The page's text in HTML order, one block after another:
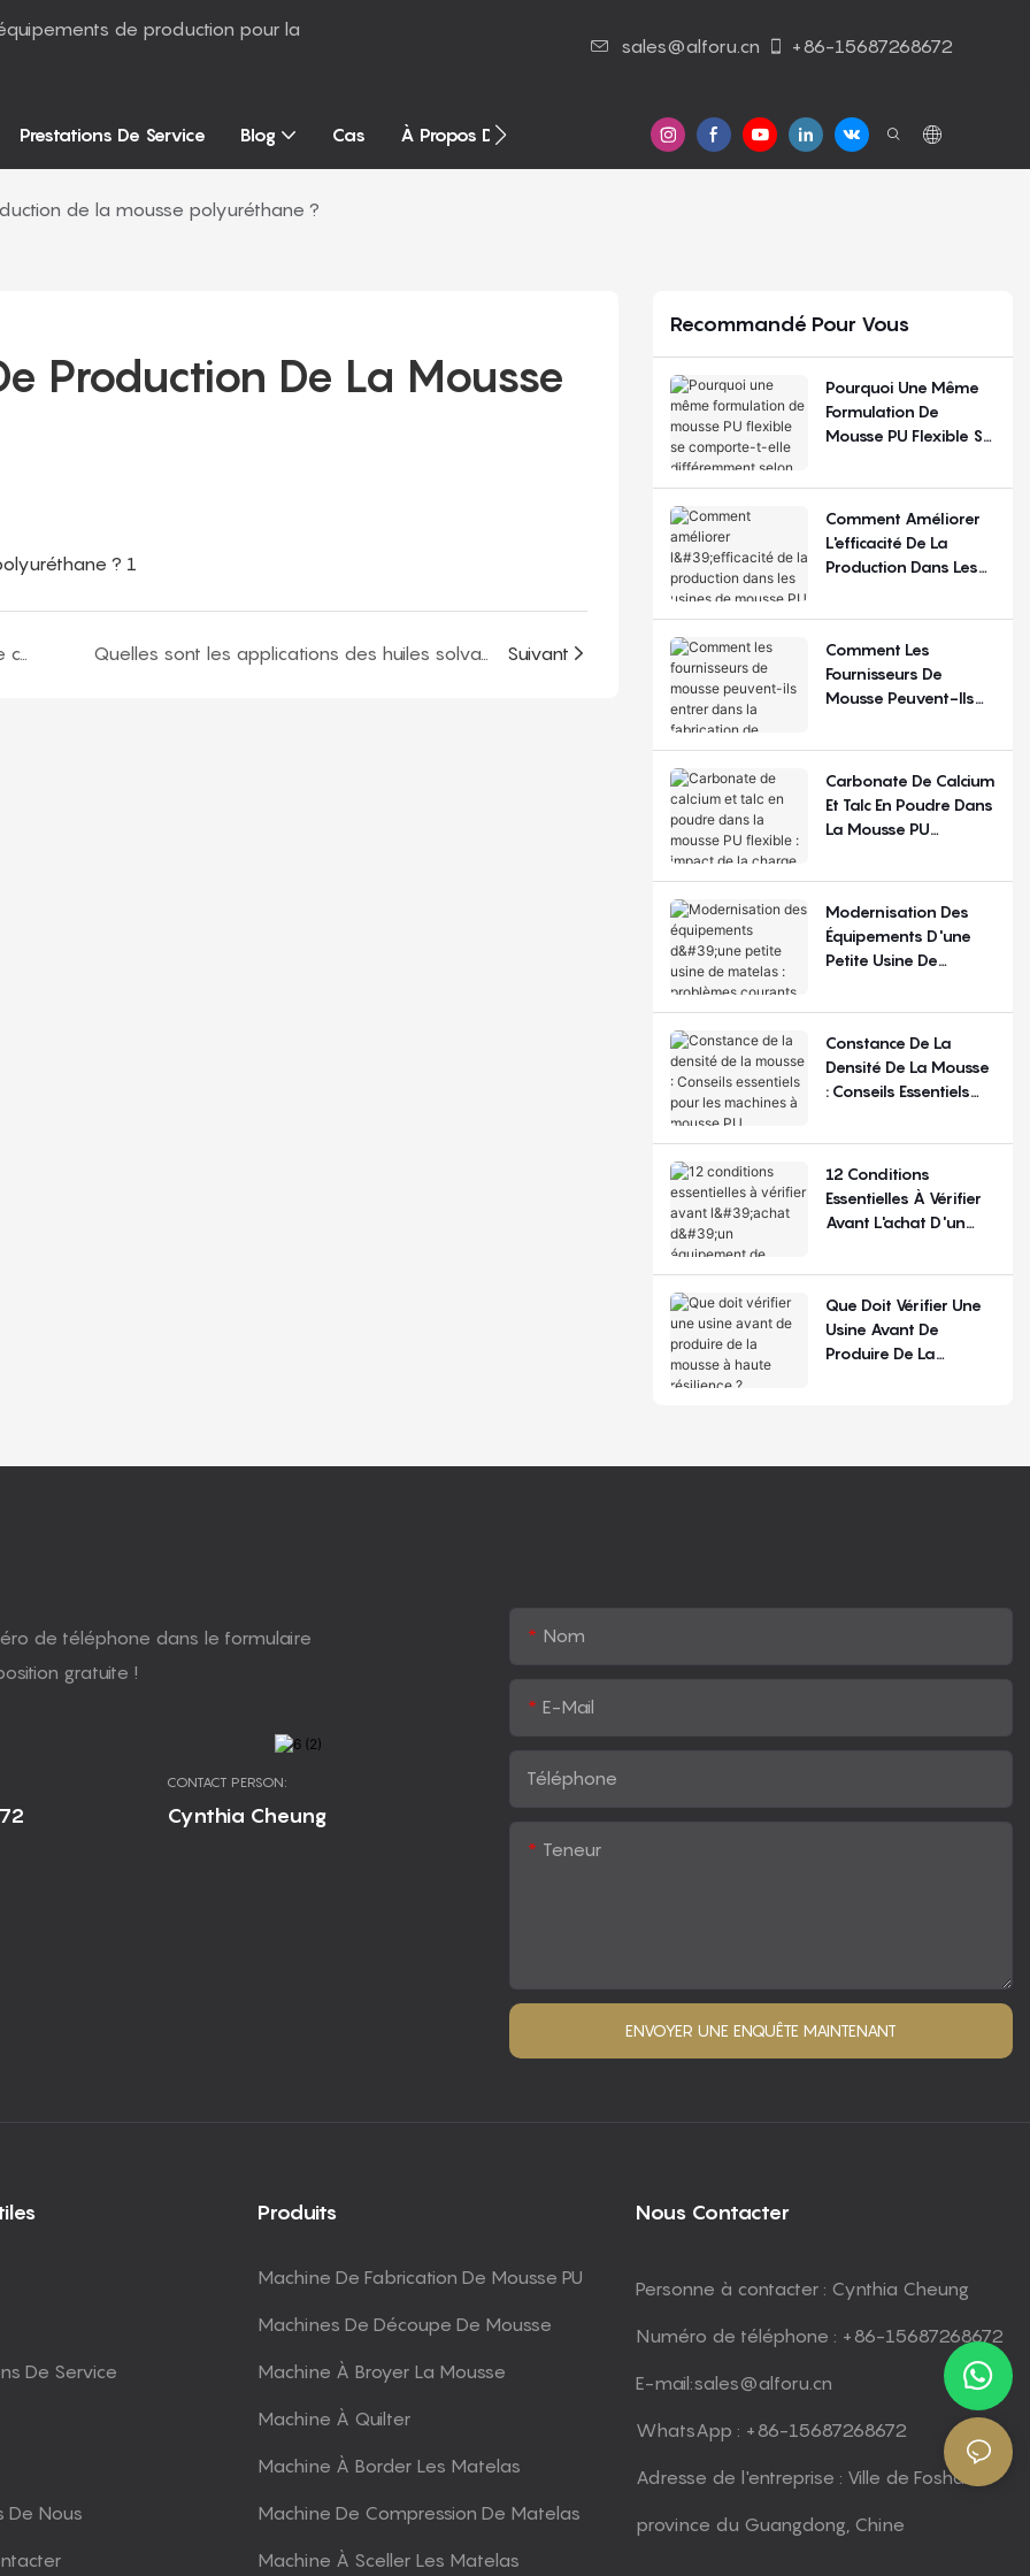
de production pour la
sales@alforu.cn +86-15687268672
Prestations De Service Blog Cas À Propos De Nous Nous Contacter
de la mousse polyuréthane ?
Production De La Mousse
Terminologie du polyuréthane et méthodes de calcul Quelles sont les applications des huiles solvantes dans les agents de démoulage polyuréthane ? Suivant
Recommandé Pour Vous
Pourquoi Une Même
Formulation De
Mousse PU Flexible Se
Différemment Selon
Comment Améliorer
L'efficacité De La
Production Dans Les
Flexible ?
Comment Les
Fournisseurs De
Mousse Peuvent-Ils
Fabrication De
Carbonate De Calcium
Et Talc En Poudre Dans
La Mousse PU
Charge De
Modernisation Des
Équipements D'une
Petite Usine De
Courants Et Choix De
Constance De La
Densité De La Mousse
: Conseils Essentiels
Mousse PU
12 Conditions
Essentielles À Vérifier
Avant L'achat D'un
Production De
Que Doit Vérifier Une
Usine Avant De
Produire De La
de téléphone dans le formulaire
gratuite !
CONTACT PERSON:
Cynthia Cheung
Nom
E-Mail
Téléphone
Teneur
ENVOYER UNE ENQUÊTE MAINTENANT
De Service
De Nous
Produits
Machine De Fabrication De Mousse PU
Machines De Découpe De Mousse
Machine À Broyer La Mousse
Machine À Quilter
Machine À Border Les Matelas
Machine De Compression De Matelas
Machine À Sceller Les Matelas
Nous Contacter
Personne à contacter : Cynthia Cheung
Numéro de téléphone : +86-15687268672
E-mail:sales@alforu.cn
WhatsApp : +86-15687268672
Adresse de l'entreprise : Ville de Foshan,
province du Guangdong, Chine